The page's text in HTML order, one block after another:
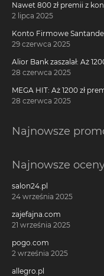
Nawet 800 zł premii z
2 lipca 2025
Konto Firmowe
29 czerwca 2025
Alior Bank zaszalał: Aż
darmowego konta!
28 czerwca 2025
MEGA HIT: Aż 1200 zł
kartę kredytową Citi
28 czerwca 2025
Najnowsze
Najnowsze
salon24.pl
24 września 2025
zajefajna.com
21 września 2025
pogo.com
2 września 2025
allegro.pl